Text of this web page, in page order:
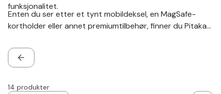
funksjonalitet.
Enten du ser etter et tynt mobildeksel, en MagSafe-
kortholder eller annet premiumtilbehør, finner du Pitaka
design og høy kvalitet er Pitaka et utmerket valg for deg
som ønsker et stilrent og holdbart mobiltilbehør.
TILBAKE
14 produkter